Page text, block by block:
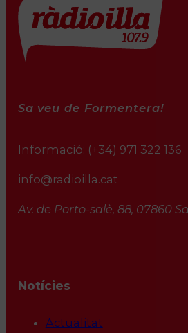
Sa veu de Formentera!
Informació: (+34) 971 322 136
info@radioilla.cat
Av. de Porto-salè, 88, 07860
Notícies
Actualitat